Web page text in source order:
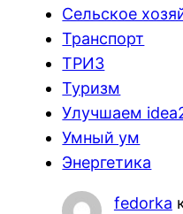
Сельское
Транспорт
ТРИЗ
Туризм
Улучшаем
Умный ум
Энергетика
fedorka